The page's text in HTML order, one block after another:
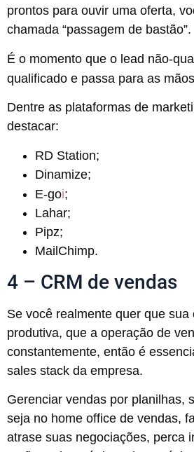
prontos para ouvir uma oferta,
chamada “passagem de bastão”.
É o momento que o lead não-
qualificado e passa para as
Dentre as plataformas de
destacar:
RD Station;
Dinamize;
E-goi;
Lahar;
Pipz;
MailChimp.
4 – CRM de vendas
Se você realmente quer que sua
produtiva, que a operação de
constantemente, então é
sales stack da empresa.
Gerenciar vendas por planilhas,
seja no home office de vendas,
atrase suas negociações, perca